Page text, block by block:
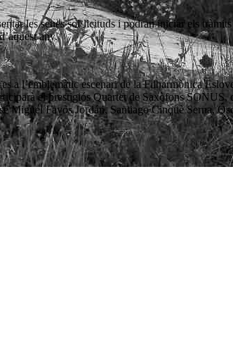
les seues sol·licituds i podran iniciar els
any.
a l’emblemàtic escenari de la Filharmònica
el prestigiós Quartet de Saxòfons SONUS,
Miguel Fayos Jordán, Santiago Cinquè Serna,